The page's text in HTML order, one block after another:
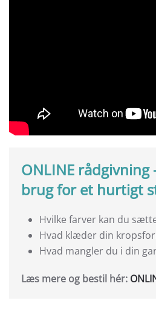
ONLINE
brug for et hurtigt
Hvilke farver kan du
Hvad klæder din
Hvad mangler du i din
Læs mere og bestil hér: